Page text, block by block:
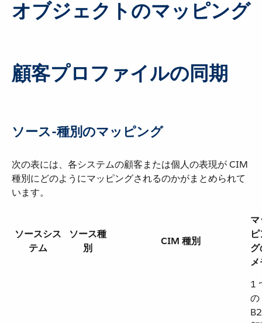
オブジェクトのマッピング
顧客プロファイルの同期
ソース-種別のマッピング
次の表には、各システムの顧客または個人の表現が CIM
種別にどのようにマッピングされるのかがまとめられて
います。
ソースシス
テム
ソース種
別
CIM 種別
1
の